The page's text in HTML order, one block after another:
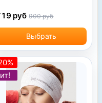
Выбрать
руб 900 руб